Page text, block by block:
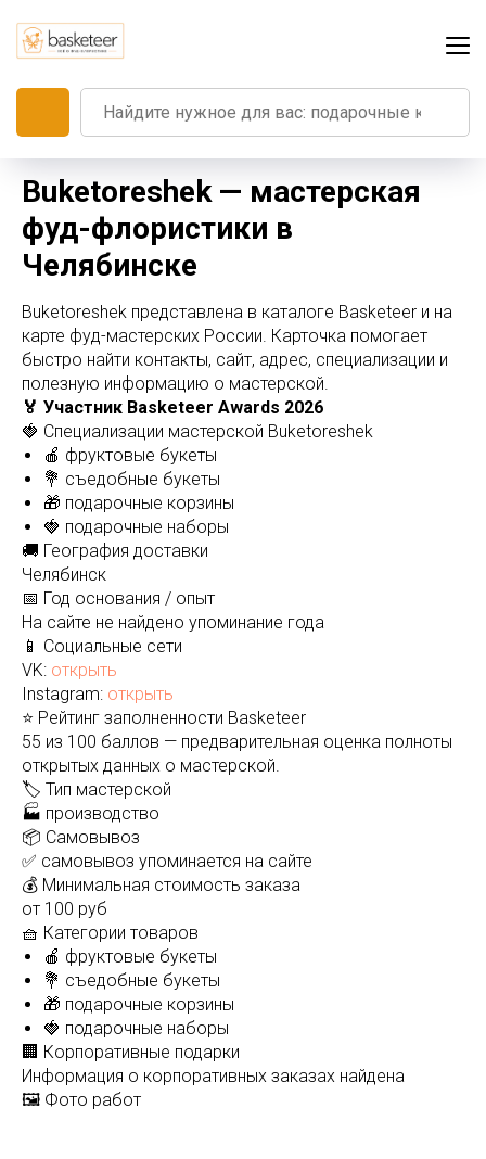
Buketoreshek — мастерская
фуд-флористики в
Челябинске
Buketoreshek представлена в каталоге Basketeer и на
карте фуд-мастерских России. Карточка помогает
быстро найти контакты, сайт, адрес, специализации и
полезную информацию о мастерской.
🏅 Участник Basketeer Awards 2026
🍓 Специализации мастерской Buketoreshek
🍎 фруктовые букеты
💐 съедобные букеты
🎁 подарочные корзины
🍓 подарочные наборы
🚚 География доставки
Челябинск
📅 Год основания / опыт
На сайте не найдено упоминание года
📱 Социальные сети
VK: открыть
Instagram: открыть
⭐ Рейтинг заполненности Basketeer
55 из 100 баллов — предварительная оценка полноты
открытых данных о мастерской.
🏷️ Тип мастерской
🏭 производство
📦 Самовывоз
✅ самовывоз упоминается на сайте
💰 Минимальная стоимость заказа
от 100 руб
🧺 Категории товаров
🍎 фруктовые букеты
💐 съедобные букеты
🎁 подарочные корзины
🍓 подарочные наборы
🏢 Корпоративные подарки
Информация о корпоративных заказах найдена
🖼️ Фото работ